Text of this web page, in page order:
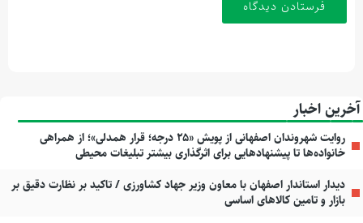
آخرین اخبار
روایت شهروندان اصفهانی از پویش «۲۵ درجه؛ قرار همدلی»؛ از همراهی
خانواده‌ها تا پیشنهادهایی برای اثرگذاری بیشتر تبلیغات محیطی
دیدار استاندار اصفهان با معاون وزیر جهاد کشاورزی / تاکید بر نظارت دقیق بر
بازار و تامین کالاهای اساسی